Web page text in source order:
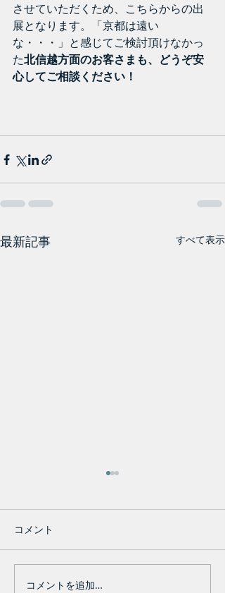
させていただくため、こちらからの出
展となります。「京都は遠い
な・・・」と感じてご検討頂けなかっ
た北信越方面のお客さまも、どうぞ安
心してご相談ください！
最新記事 すべて表示
"Life Style With
コメント
コメントを追加…